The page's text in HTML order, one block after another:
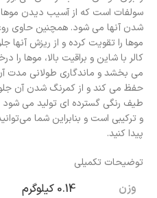
سولفات است که از آسیب دیدن موها
شدن آنها می‌ شود. همچنین حاوی
موها را تقویت کرده و از ریزش
کالر با شاین و براقیت بالا، موها را
می‌ بخشد و ماندگاری طولانی مدت
حفظ می‌ کند و از کمرنگ شدن آن
طیف رنگی گسترده‌ ای تولید می‌
و ترکیبی است و بنابراین شما
پیدا کنید.
توضیحات تکمیلی
وزن 0.14 کیلوگرم